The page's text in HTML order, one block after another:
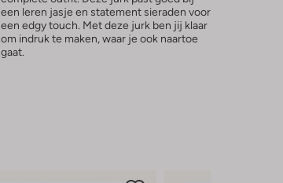
een leren jasje en statement sieraden voor
een edgy touch. Met deze jurk ben jij klaar
om indruk te maken, waar je ook naartoe
gaat.